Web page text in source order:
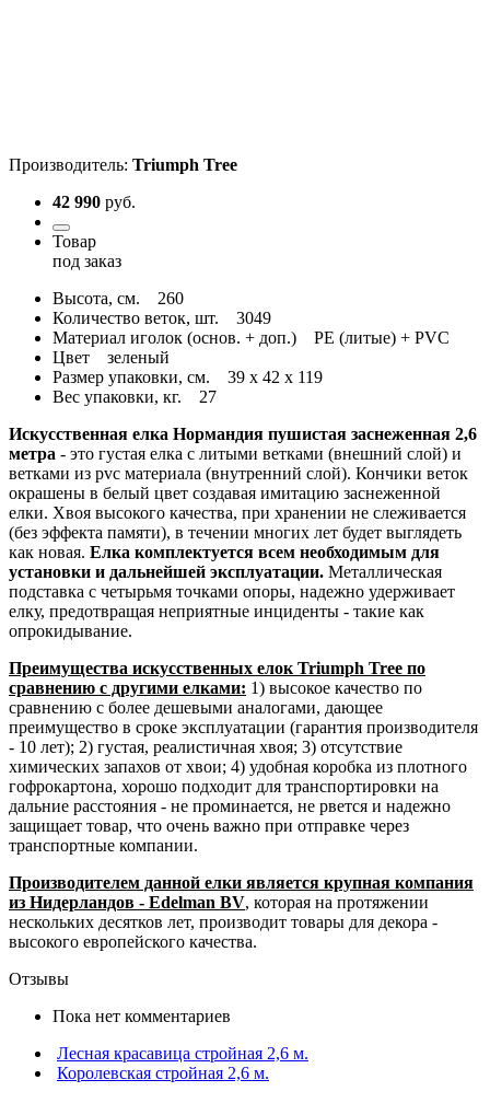
Производитель: Triumph Tree
42 990 руб.
Товар
под заказ
Высота, см. 260
Количество веток, шт. 3049
Материал иголок (основ. + доп.) PE (литые) + PVC
Цвет зеленый
Размер упаковки, см. 39 x 42 x 119
Вес упаковки, кг. 27
Искусственная елка Нормандия пушистая заснеженная 2,6
метра - это густая елка с литыми ветками (внешний слой) и
ветками из pvc материала (внутренний слой). Кончики веток
окрашены в белый цвет создавая имитацию заснеженной
елки. Хвоя высокого качества, при хранении не слеживается
(без эффекта памяти), в течении многих лет будет выглядеть
как новая. Елка комплектуется всем необходимым для
установки и дальнейшей эксплуатации. Металлическая
подставка с четырьмя точками опоры, надежно удерживает
елку, предотвращая неприятные инциденты - такие как
опрокидывание.
Преимущества искусственных елок Triumph Tree по
сравнению с другими елками: 1) высокое качество по
сравнению с более дешевыми аналогами, дающее
преимущество в сроке эксплуатации (гарантия производителя
- 10 лет); 2) густая, реалистичная хвоя; 3) отсутствие
химических запахов от хвои; 4) удобная коробка из плотного
гофрокартона, хорошо подходит для транспортировки на
дальние расстояния - не проминается, не рвется и надежно
защищает товар, что очень важно при отправке через
транспортные компании.
Производителем данной елки является крупная компания
из Нидерландов - Edelman BV, которая на протяжении
нескольких десятков лет, производит товары для декора -
высокого европейского качества.
Отзывы
Пока нет комментариев
Лесная красавица стройная 2,6 м.
Королевская стройная 2,6 м.